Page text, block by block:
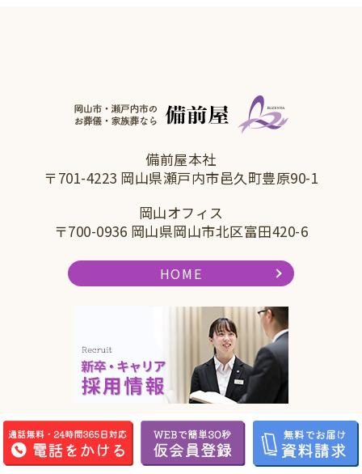
備前屋本社
〒701-4223 岡山県瀬戸内市邑久町豊原90-1
岡山オフィス
〒700-0936 岡山県岡山市北区富田420-6
HOME